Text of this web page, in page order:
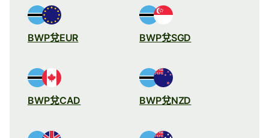
BWP兌EUR BWP兌SGD
BWP兌CAD BWP兌NZD